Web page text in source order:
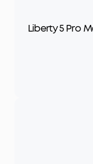
Liberty 5 Pro